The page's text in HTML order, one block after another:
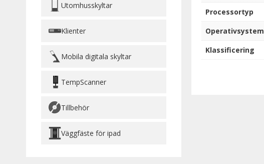
Processortyp
Operativsystem
Klassificering
Utomhusskyltar
Klienter
Mobila digitala skyltar
TempScanner
Tillbehör
Väggfäste för ipad